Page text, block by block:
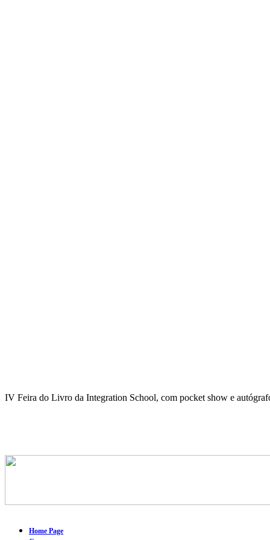
IV Feira do Livro da Integration School, com pocket show e
Home Page